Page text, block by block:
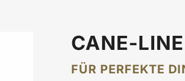
CANE-
FÜR PERFEKTE